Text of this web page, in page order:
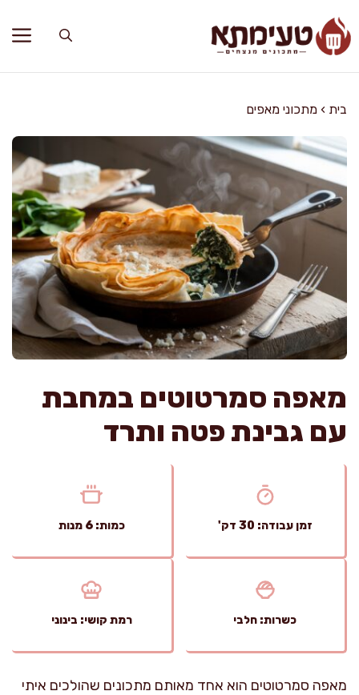
לתוכן
בית › מתכוני מאפים
מאפה סמרטוטים במחבת
עם גבינת פטה ותרד
זמן עבודה: 30 דק' כמות: 6 מנות
כשרות: חלבי רמת קושי: בינוני
מאפה סמרטוטים הוא אחד מאותם מתכונים שהולכים איתי